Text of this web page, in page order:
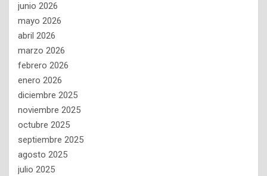
junio 2026
mayo 2026
abril 2026
marzo 2026
febrero 2026
enero 2026
diciembre 2025
noviembre 2025
octubre 2025
septiembre 2025
agosto 2025
julio 2025